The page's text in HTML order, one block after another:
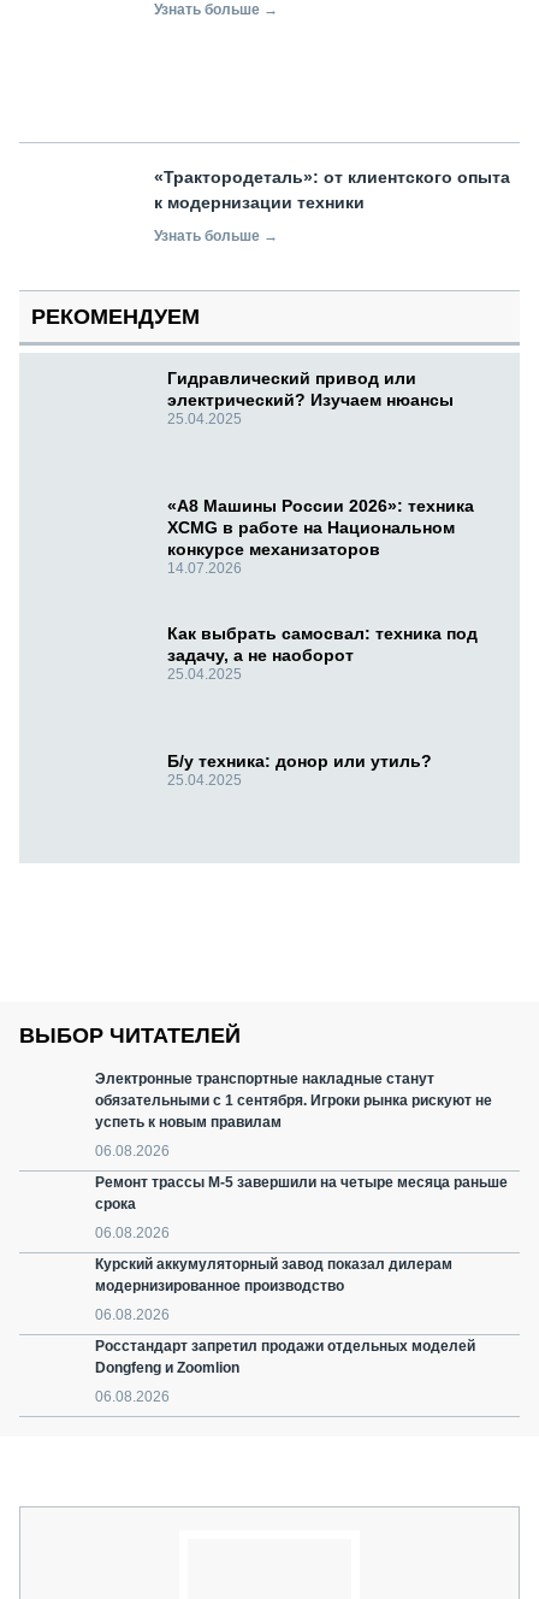
Узнать больше →
«Трактородеталь»: от клиентского опыта
к модернизации техники
Узнать больше →
РЕКОМЕНДУЕМ
Гидравлический привод или
электрический? Изучаем нюансы
25.04.2025
«А8 Машины России 2026»: техника
XCMG в работе на Национальном
конкурсе механизаторов
14.07.2026
Как выбрать самосвал: техника под
задачу, а не наоборот
25.04.2025
Б/у техника: донор или утиль?
25.04.2025
ВЫБОР ЧИТАТЕЛЕЙ
Электронные транспортные накладные станут
обязательными с 1 сентября. Игроки рынка рискуют не
успеть к новым правилам
06.08.2026
Ремонт трассы М-5 завершили на четыре месяца раньше
срока
06.08.2026
Курский аккумуляторный завод показал дилерам
модернизированное производство
06.08.2026
Росстандарт запретил продажи отдельных моделей
Dongfeng и Zoomlion
06.08.2026